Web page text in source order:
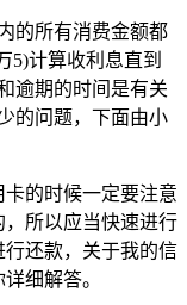
的所有消费金额都
5)计算收利息直到
逾期的时间是有关
的问题，下面由小
的时候一定要注意
所以应当快速进行
还款，关于我的信
细解答。